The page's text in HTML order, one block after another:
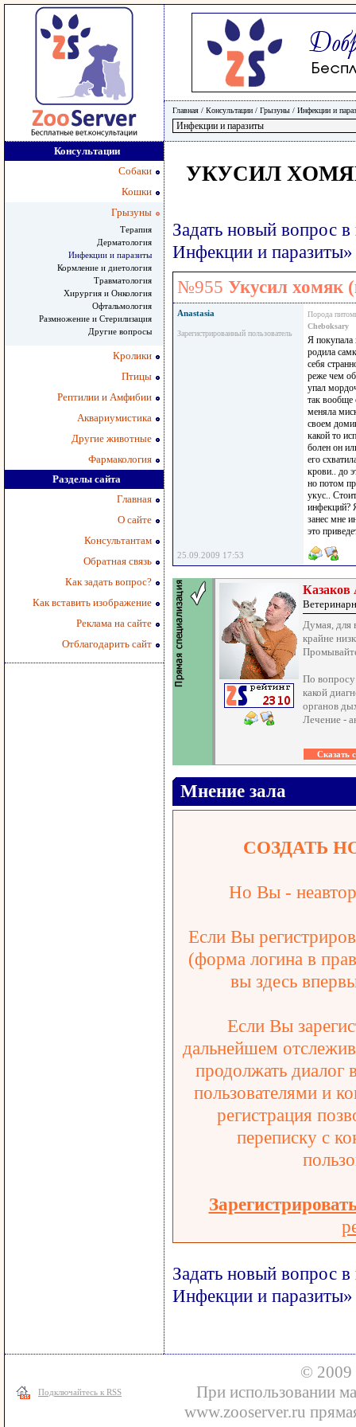
Главная / Консультации / Грызуны / Инфекции и
Консультации
Собаки
Кошки
Грызуны
Терапия
Дерматология
Инфекции и паразиты
Кормление и диетология
Травматология
Хирургия и Онкология
Офтальмология
Размножение и Стерилизация
Другие вопросы
Кролики
Птицы
Рептилии и Амфибии
Аквариумистика
Другие животные
Фармакология
Разделы сайта
Главная
О сайте
Консультантам
Обратная связь
Как задать вопрос?
Как вставить изображение
Реклама на сайте
Отблагодарить сайт
УКУСИЛ
Задать новый вопрос
Инфекции и паразиты»
№955 Укусил хомяк
Anastasia
Зарегистрированный пользователь
Порода
Cheboksary
Я покупала
родила
себя
реже чем
упал
так вообще
меняла
своем
какой то
болен он
его
крови.. до
но потом
укус..
инфекций?
занес мне
это
25.09.2009 17:53
Казаков
Думая, для
крайне
По вопросу
какой
органов
Лечение -
Мнение зала
СОЗДАТЬ
Но Вы -
Если Вы
(форма логина в
вы здесь
Если Вы
дальнейшем
продолжать диалог
пользователями и
регистрация
переписку с
Задать новый вопрос
Инфекции и паразиты»
Подключайтесь к RSS
© 2009
При использовании
www.zooserver.ru